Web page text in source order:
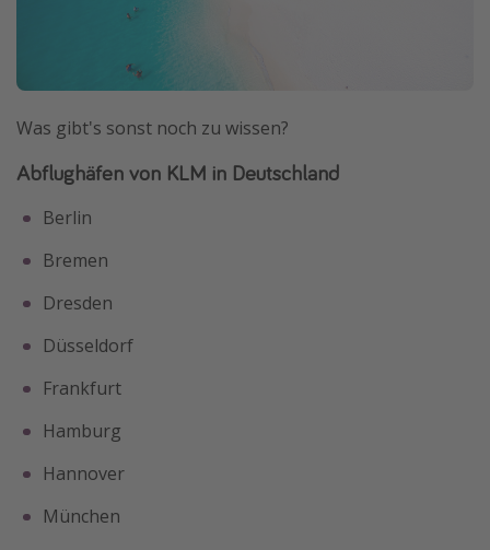
Was gibt's sonst noch zu wissen?
Abflughäfen von KLM in Deutschland
Berlin
Bremen
Dresden
Düsseldorf
Frankfurt
Hamburg
Hannover
München